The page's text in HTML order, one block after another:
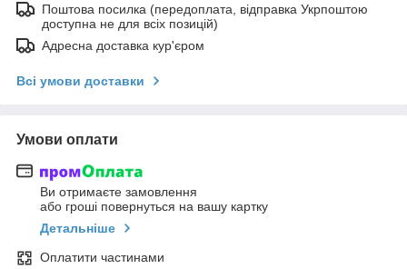
Поштова посилка (передоплата, відправка Укрпоштою
доступна не для всіх позицій)
Адресна доставка кур'єром
Всі умови доставки
Умови оплати
Ви отримаєте замовлення
або гроші повернуться на вашу картку
Детальніше
Оплатити частинами